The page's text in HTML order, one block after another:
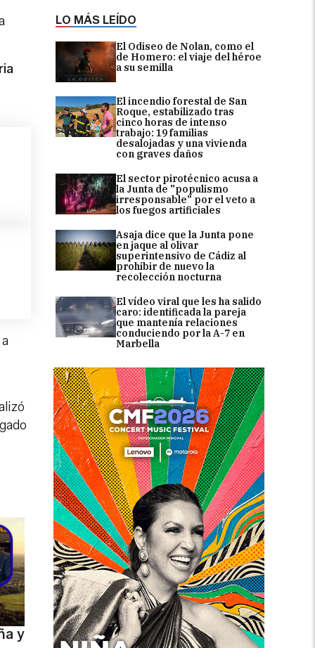
LO MÁS LEÍDO
El Odiseo de Nolan, como el
de Homero: el viaje del héroe
a su semilla
El incendio forestal de San
Roque, estabilizado tras
cinco horas de intenso
trabajo: 19 familias
desalojadas y una vivienda
con graves daños
El sector pirotécnico acusa a
la Junta de "populismo
irresponsable" por el veto a
los fuegos artificiales
Asaja dice que la Junta pone
en jaque al olivar
superintensivo de Cádiz al
prohibir de nuevo la
recolección nocturna
El vídeo viral que les ha salido
caro: identificada la pareja
que mantenía relaciones
conduciendo por la A-7 en
Marbella
y